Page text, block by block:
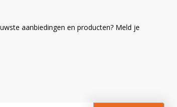
aanbiedingen en producten? Meld je